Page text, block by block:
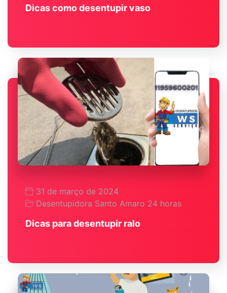
Dicas como desentupir vaso
31 de março de 2024
Desentupidora Santo Amaro 24 horas
Dicas para desentupir ralo